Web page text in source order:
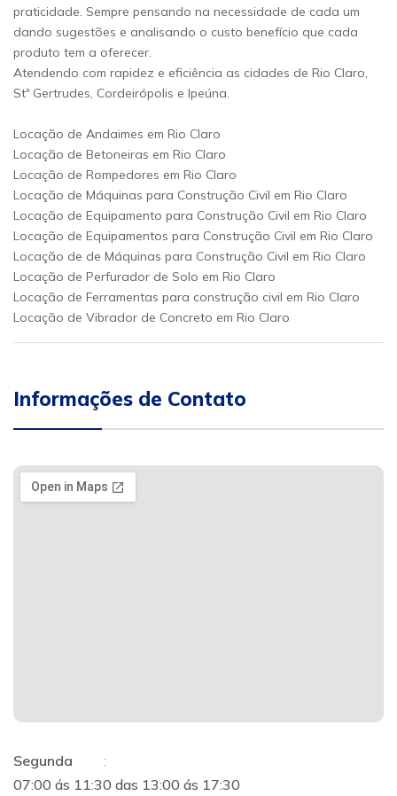
praticidade. Sempre pensando na necessidade de cada um
dando sugestões e analisando o custo benefício que cada
produto tem a oferecer.
Atendendo com rapidez e eficiência as cidades de Rio Claro,
Stª Gertrudes, Cordeirópolis e Ipeúna.
Locação de Andaimes em Rio Claro
Locação de Betoneiras em Rio Claro
Locação de Rompedores em Rio Claro
Locação de Máquinas para Construção Civil em Rio Claro
Locação de Equipamento para Construção Civil em Rio Claro
Locação de Equipamentos para Construção Civil em Rio Claro
Locação de de Máquinas para Construção Civil em Rio Claro
Locação de Perfurador de Solo em Rio Claro
Locação de Ferramentas para construção civil em Rio Claro
Locação de Vibrador de Concreto em Rio Claro
Informações de Contato
Segunda
:
07:00 ás 11:30 das 13:00 ás 17:30